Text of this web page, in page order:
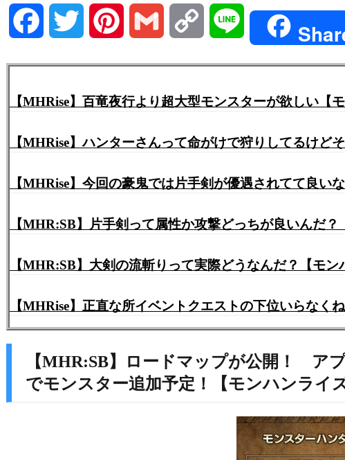
Facebook Twitter Pinterest Gmail Copy
【MHRise】百竜夜行より超大型モンスターが欲しい【
【MHRise】ハンターさんって命がけで狩りしてるけ
【MHRise】今回の豪鬼では片手剣が優遇されてて良い
【MHR:SB】片手剣って属性か攻撃どっちが良いんだ？
【MHR:SB】大剣の流斬りって実際どうなんだ？【モン
【MHRise】正直な所イベントクエストの下位いらなく
【MHR:SB】ロードマップが公開！ ア
でモンスター追加予定！【モンハンライ